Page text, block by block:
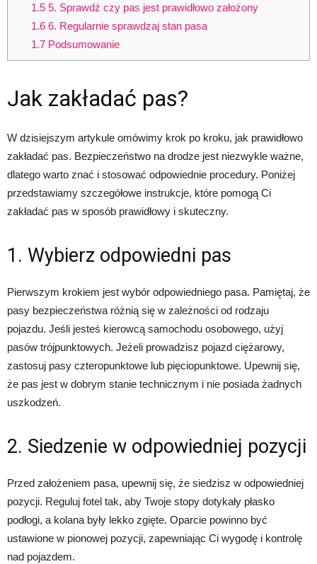
1.55. Sprawdź czy pas jest prawidłowo założony
1.66. Regularnie sprawdzaj stan pasa
1.7Podsumowanie
Jak zakładać pas?
W dzisiejszym artykule omówimy krok po kroku, jak prawidłowo
zakładać pas. Bezpieczeństwo na drodze jest niezwykle ważne,
dlatego warto znać i stosować odpowiednie procedury. Poniżej
przedstawiamy szczegółowe instrukcje, które pomogą Ci
zakładać pas w sposób prawidłowy i skuteczny.
1. Wybierz odpowiedni pas
Pierwszym krokiem jest wybór odpowiedniego pasa. Pamiętaj, że
pasy bezpieczeństwa różnią się w zależności od rodzaju
pojazdu. Jeśli jesteś kierowcą samochodu osobowego, użyj
pasów trójpunktowych. Jeżeli prowadzisz pojazd ciężarowy,
zastosuj pasy czteropunktowe lub pięciopunktowe. Upewnij się,
że pas jest w dobrym stanie technicznym i nie posiada żadnych
uszkodzeń.
2. Siedzenie w odpowiedniej pozycji
Przed założeniem pasa, upewnij się, że siedzisz w odpowiedniej
pozycji. Reguluj fotel tak, aby Twoje stopy dotykały płasko
podłogi, a kolana były lekko zgięte. Oparcie powinno być
ustawione w pionowej pozycji, zapewniając Ci wygodę i kontrolę
nad pojazdem.